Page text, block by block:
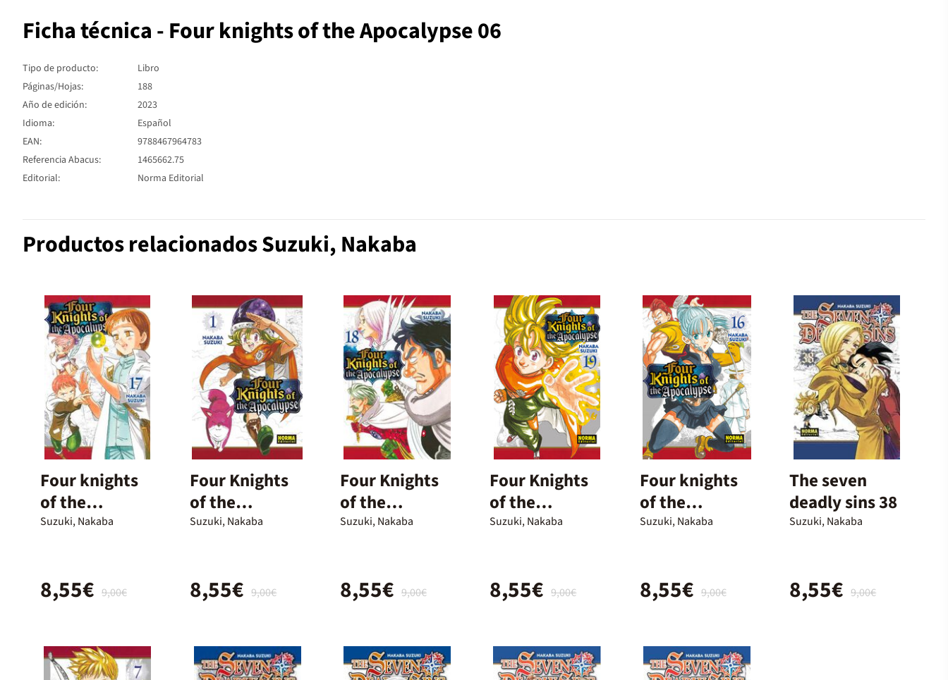
Ficha técnica - Four knights of the Apocalypse 06
Tipo de producto:
Libro
Páginas/Hojas:
188
Año de edición:
2023
Idioma:
Español
EAN:
9788467964783
Referencia Abacus:
1465662.75
Editorial:
Norma Editorial
Productos relacionados Suzuki, Nakaba
Four knights
of the
apocalypse 17
Suzuki, Nakaba
9,00€
8,55€
Four Knights
of the
Apocalypse 1
Suzuki, Nakaba
9,00€
8,55€
Four Knights
of the
Apocalypse 18
Suzuki, Nakaba
9,00€
8,55€
Four Knights
of the
Apocalypse 19
Suzuki, Nakaba
9,00€
8,55€
Four knights
of the
apocalypse 16
Suzuki, Nakaba
9,00€
8,55€
The seven
deadly sins 38
Suzuki, Nakaba
9,00€
8,55€